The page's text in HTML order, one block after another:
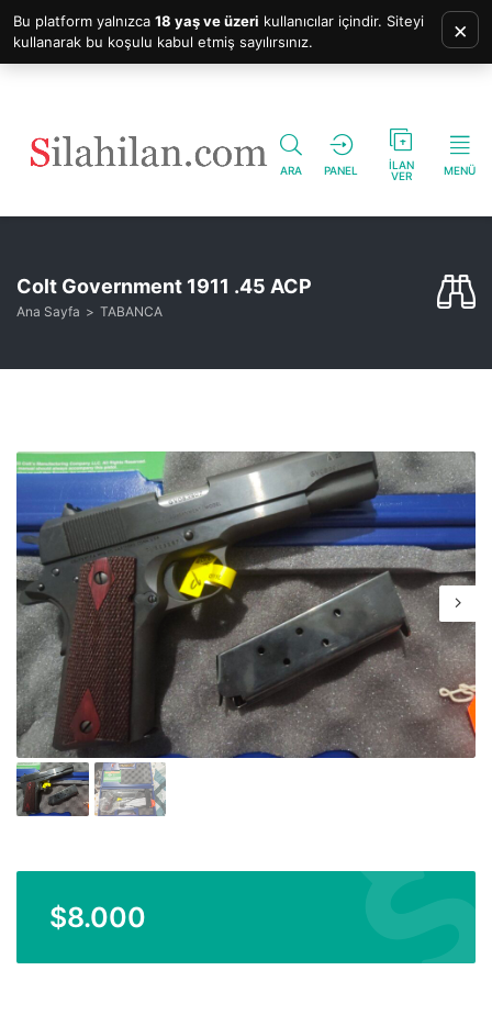
ARA PANEL
İLAN
VER
MENÜ
Colt Government 1911 .45 ACP
Ana Sayfa TABANCA
$8.000
Bu platform yalnızca 18 yaş ve üzeri kullanıcılar içindir. Siteyi
kullanarak bu koşulu kabul etmiş sayılırsınız.
×